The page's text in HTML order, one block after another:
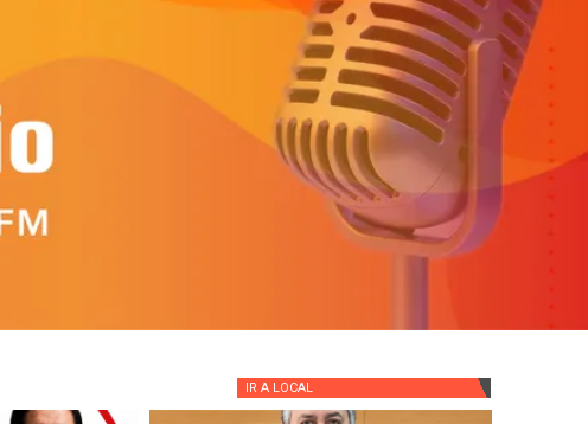
IR A LOCAL